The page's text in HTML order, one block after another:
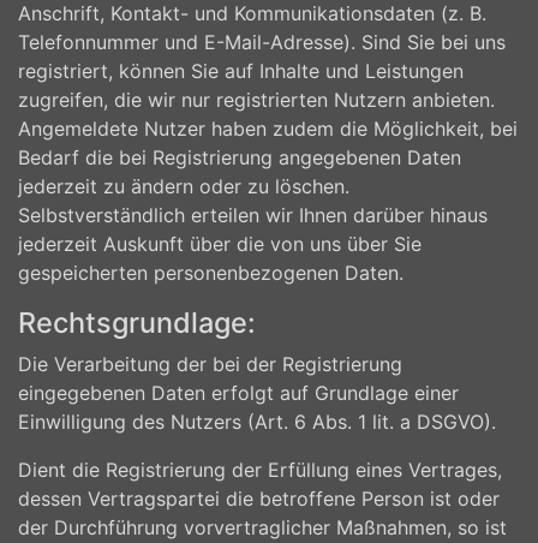
Anschrift, Kontakt- und Kommunikationsdaten (z. B.
Telefonnummer und E-Mail-Adresse). Sind Sie bei uns
registriert, können Sie auf Inhalte und Leistungen
zugreifen, die wir nur registrierten Nutzern anbieten.
Angemeldete Nutzer haben zudem die Möglichkeit, bei
Bedarf die bei Registrierung angegebenen Daten
jederzeit zu ändern oder zu löschen.
Selbstverständlich erteilen wir Ihnen darüber hinaus
jederzeit Auskunft über die von uns über Sie
gespeicherten personenbezogenen Daten.
Rechtsgrundlage:
Die Verarbeitung der bei der Registrierung
eingegebenen Daten erfolgt auf Grundlage einer
Einwilligung des Nutzers (Art. 6 Abs. 1 lit. a DSGVO).
Dient die Registrierung der Erfüllung eines Vertrages,
dessen Vertragspartei die betroffene Person ist oder
der Durchführung vorvertraglicher Maßnahmen, so ist